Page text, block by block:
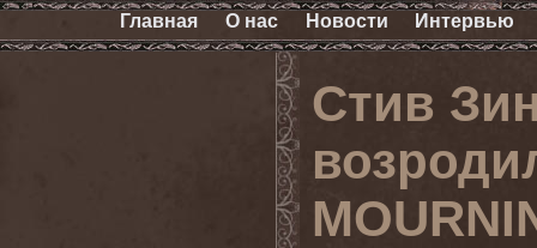
Главная О нас Новости Интервью
Стив